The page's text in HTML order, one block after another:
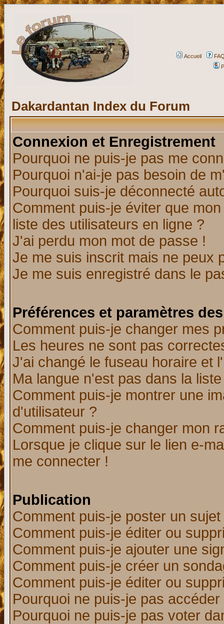
Accueil
Dakardantan Index du Forum
Connexion et Enregistrement
Pourquoi ne puis-je pas me
Pourquoi n'ai-je pas besoin de
Pourquoi suis-je déconnecté
Comment puis-je éviter que
liste des utilisateurs en ligne ?
J'ai perdu mon mot de passe !
Je me suis inscrit mais ne peux
Je me suis enregistré dans le
Préférences et paramètres
Comment puis-je changer mes
Les heures ne sont pas
J'ai changé le fuseau horaire et
Ma langue n'est pas dans la
Comment puis-je montrer une
d'utilisateur ?
Comment puis-je changer mon
Lorsque je clique sur le lien e-
me connecter !
Publication
Comment puis-je poster un
Comment puis-je éditer ou
Comment puis-je ajouter une
Comment puis-je créer un
Comment puis-je éditer ou
Pourquoi ne puis-je pas
Pourquoi ne puis-je pas voter